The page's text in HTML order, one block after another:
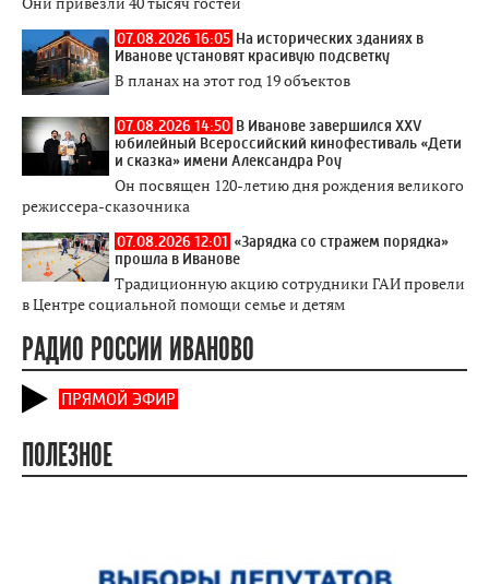
07.08.2026 16:05 На исторических зданиях в
Иванове установят красивую подсветку
В планах на этот год 19 объектов
07.08.2026 14:50 В Иванове завершился XXV
юбилейный Всероссийский кинофестиваль «Дети
и сказка» имени Александра Роу
Он посвящен 120-летию дня рождения великого
режиссера-сказочника
07.08.2026 12:01 «Зарядка со стражем порядка»
прошла в Иванове
Традиционную акцию сотрудники ГАИ провели
в Центре социальной помощи семье и детям
РАДИО РОССИИ ИВАНОВО
ПРЯМОЙ ЭФИР
ПОЛЕЗНОЕ